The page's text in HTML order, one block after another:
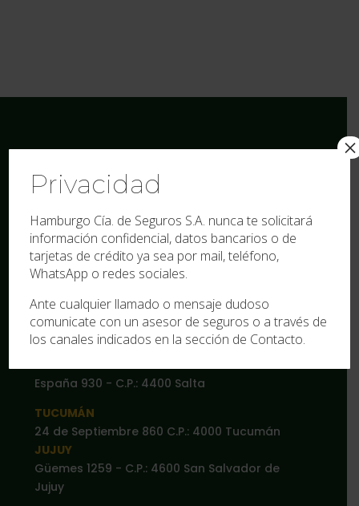
Sitio Web diseñado y desarrollado por el
Departamento de Sistemas de Hamburgo Cía.
de Seguros S.A.
Santiago del Estero. Argentina. 2026
SALTA
España 930 - C.P.: 4400 Salta
TUCUMÁN
24 de Septiembre 860 C.P.: 4000 Tucumán
JUJUY
Güemes 1259 - C.P.: 4600 San Salvador de
Jujuy
Privacidad
Hamburgo Cía. de Seguros S.A. nunca te solicitará
información confidencial, datos bancarios o de
tarjetas de crédito ya sea por mail, teléfono,
WhatsApp o redes sociales.
Ante cualquier llamado o mensaje dudoso
comunicate con un asesor de seguros o a través de
los canales indicados en la sección de Contacto.
×